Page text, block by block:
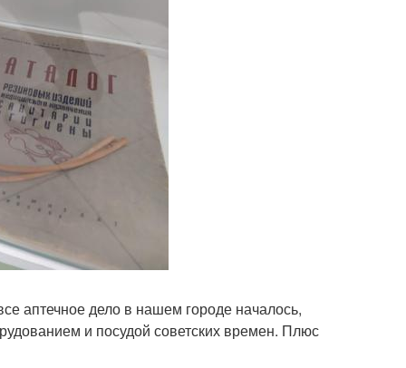
аптечное дело в нашем городе началось,
и посудой советских времен. Плюс